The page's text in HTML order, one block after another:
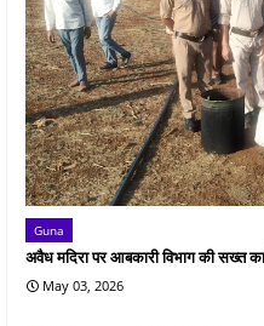
Guna
अवैध मदिरा पर आबकारी विभाग की सख्त
May 03, 2026